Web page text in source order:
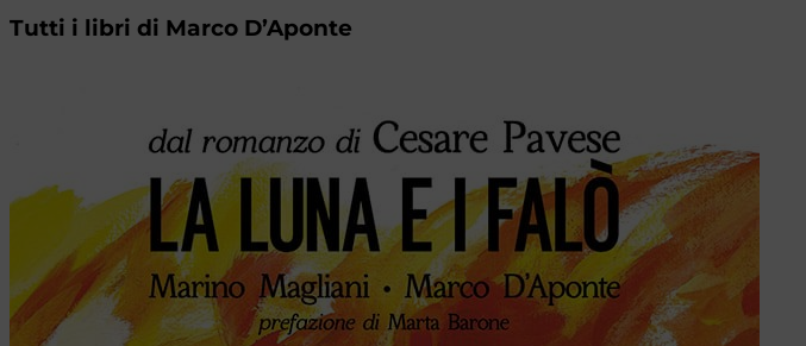
Tutti i libri di Marco D’Aponte